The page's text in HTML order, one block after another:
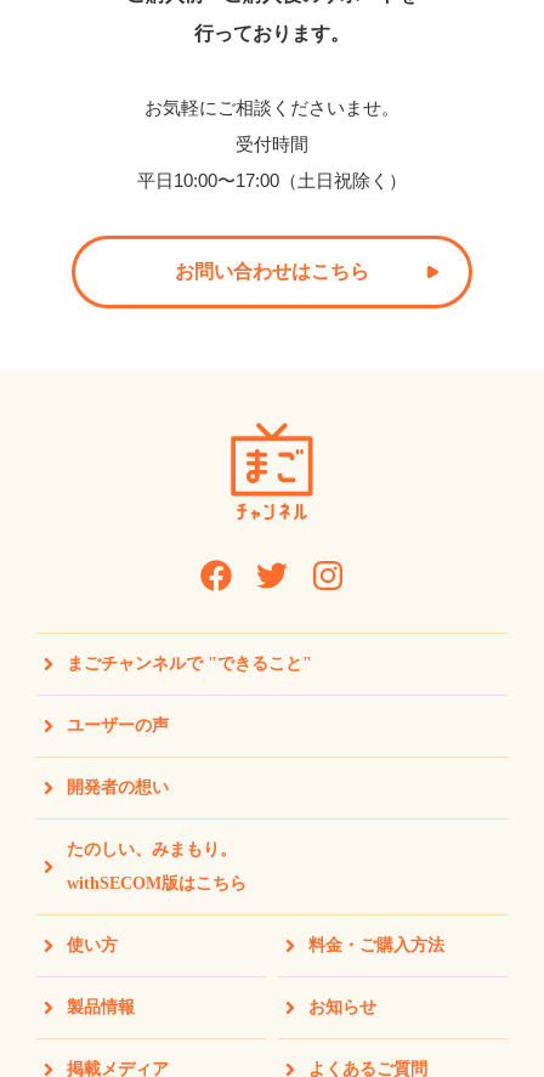
行っております。
お気軽にご相談くださいませ。
受付時間
平日10:00〜17:00（土日祝除く）
お問い合わせはこちら
まごチャンネルで "できること"
ユーザーの声
開発者の想い
たのしい、みまもり。
withSECOM版はこちら
使い方 料金・ご購入方法
製品情報 お知らせ
掲載メディア よくあるご質問